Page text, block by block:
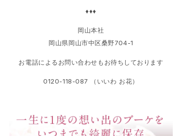
♦♦♦
岡山本社
岡山県岡山市中区桑野704-1
お電話によるお問い合わせもお待ちしております
0120-118-087 （いいわ お花）